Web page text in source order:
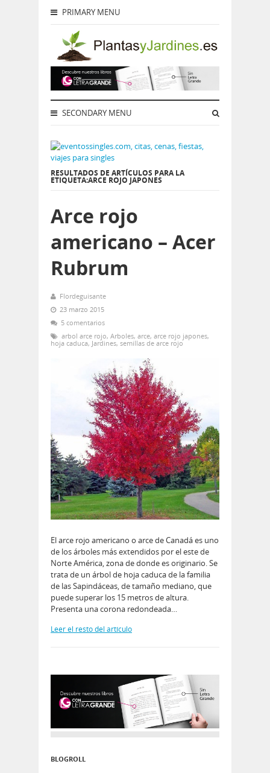
PRIMARY MENU
SECONDARY MENU
RESULTADOS DE ARTÍCULOS PARA LA
ETIQUETA:ARCE ROJO JAPONES
Arce rojo
americano – Acer
Rubrum
Flordeguisante
23 marzo 2015
5 comentarios
arbol arce rojo, Arboles, arce, arce rojo japones,
hoja caduca, Jardines, semillas de arce rojo
El arce rojo americano o arce de Canadá es uno
de los árboles más extendidos por el este de
Norte América, zona de donde es originario. Se
trata de un árbol de hoja caduca de la familia
de las Sapindáceas, de tamaño mediano, que
puede superar los 15 metros de altura.
Presenta una corona redondeada…
Leer el resto del artículo
BLOGROLL